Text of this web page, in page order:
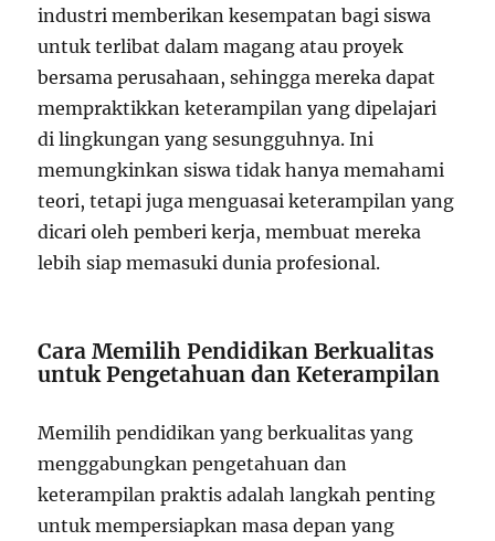
industri memberikan kesempatan bagi siswa
untuk terlibat dalam magang atau proyek
bersama perusahaan, sehingga mereka dapat
mempraktikkan keterampilan yang dipelajari
di lingkungan yang sesungguhnya. Ini
memungkinkan siswa tidak hanya memahami
teori, tetapi juga menguasai keterampilan yang
dicari oleh pemberi kerja, membuat mereka
lebih siap memasuki dunia profesional.
Cara Memilih Pendidikan Berkualitas
untuk Pengetahuan dan Keterampilan
Memilih pendidikan yang berkualitas yang
menggabungkan pengetahuan dan
keterampilan praktis adalah langkah penting
untuk mempersiapkan masa depan yang